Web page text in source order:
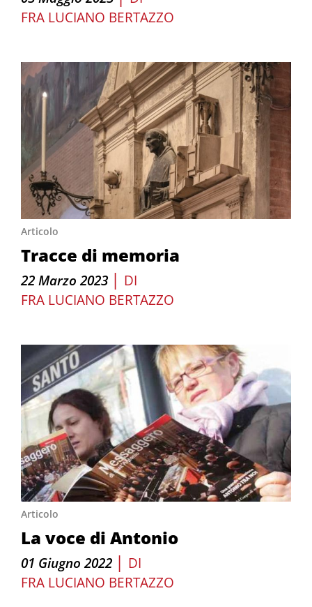
FRA LUCIANO BERTAZZO
Articolo
Tracce di memoria
22 Marzo 2023 | DI
FRA LUCIANO BERTAZZO
Articolo
La voce di Antonio
01 Giugno 2022 | DI
FRA LUCIANO BERTAZZO